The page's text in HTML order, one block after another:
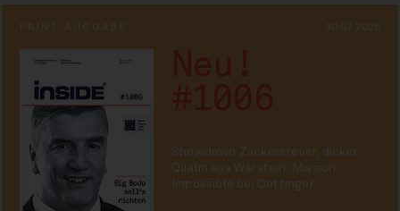
PRINT-AUSGABE 30.07.2026
Showdown Zuckersteuer, dicker
Qualm aus Warstein, Mission
Impossible bei Oettinger